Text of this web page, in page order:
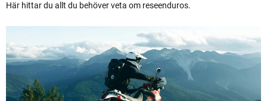
Här hittar du allt du behöver veta om reseenduros.